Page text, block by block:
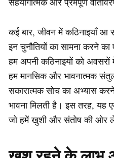
कई बार, जीवन में कठिनाइयाँ
इन चुनौतियों का सामना करने
हम अपनी कठिनाइयों को
हम मानसिक और भावनात्मक
सकारात्मक सोच का अभ्यास
भावना मिलती है। इस तरह, यह
जो हमें खुशी और संतोष की ओर